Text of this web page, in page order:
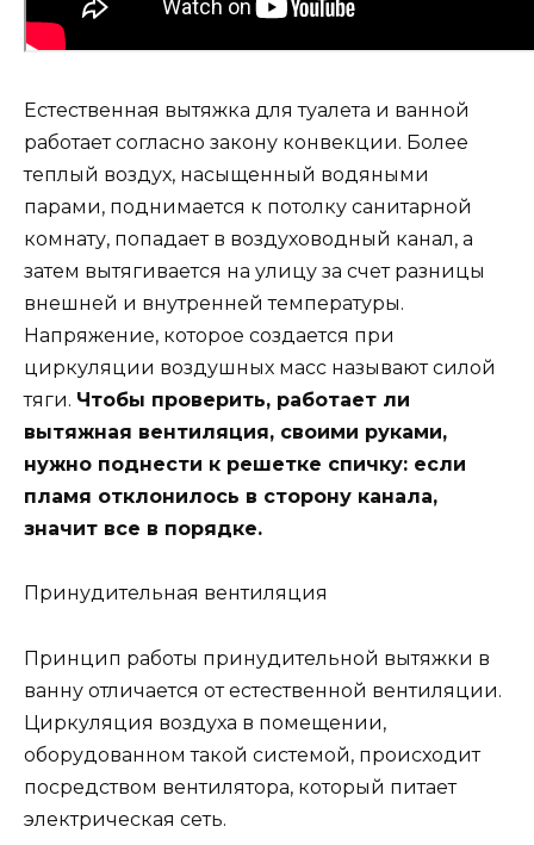
Естественная вытяжка для туалета и ванной
работает согласно закону конвекции. Более
теплый воздух, насыщенный водяными
парами, поднимается к потолку санитарной
комнату, попадает в воздуховодный канал, а
затем вытягивается на улицу за счет разницы
внешней и внутренней температуры.
Напряжение, которое создается при
циркуляции воздушных масс называют силой
тяги. Чтобы проверить, работает ли
вытяжная вентиляция, своими руками,
нужно поднести к решетке спичку: если
пламя отклонилось в сторону канала,
значит все в порядке.
Принудительная вентиляция
Принцип работы принудительной вытяжки в
ванну отличается от естественной вентиляции.
Циркуляция воздуха в помещении,
оборудованном такой системой, происходит
посредством вентилятора, который питает
электрическая сеть.